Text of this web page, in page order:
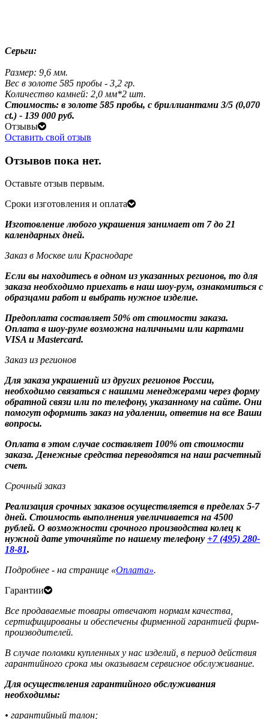
Серьги:
Размер: 9,6 мм.
Вес в золоте 585 пробы - 3,2 гр.
Количество камней: 2,0 мм*2 шт.
Стоимость: в золоте 585 пробы, с бриллиантами 3/5 (0,070
ct.) - 139 000 руб.
Отзывы
Оставить свой отзыв
Отзывов пока нет.
Оставьте отзыв первым.
Сроки изготовления и оплата
Изготовление любого украшения занимает от 7 до 21
календарных дней.
Заказ в Москве или Краснодаре
Если вы находитесь в одном из указанных регионов, то для
заказа необходимо приехать в наш шоу-рум, ознакомиться с
образцами работ и выбрать нужное изделие.
Предоплата составляет 50% от стоимости заказа.
Оплата в шоу-руме возможна наличными или картами
VISA и Mastercard.
Заказ из регионов
Для заказа украшений из других регионов России,
необходимо связаться с нашими менеджерами через форму
обратной связи или по телефону, указанному на сайте. Они
помогут оформить заказ на удалении, ответив на все Ваши
вопросы.
Оплата в этом случае составляет 100% от стоимости
заказа. Денежные средства переводятся на наш расчетный
счет.
Срочный заказ
Реализация срочных заказов осуществляется в пределах 5-7
дней. Стоимость выполнения увеличивается на 4500
рублей. О возможности срочного производства колец к
нужной дате уточняйте по нашему телефону +7 (495) 280-
18-81.
Подробнее - на странице «Оплата».
Гарантии
Все продаваемые товары отвечают нормам качества,
сертифицированы и обеспечены фирменной гарантией фирм-
производителей.
В случае поломки купленных у нас изделий, в период действия
гарантийного срока мы оказываем сервисное обслуживание.
Для осуществления гарантийного обслуживания
необходимы:
• гарантийный талон;